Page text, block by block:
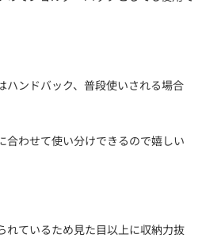
ハンドバック、普段使いされる場合
合わせて使い分けできるので嬉しい
れているため見た目以上に収納力抜